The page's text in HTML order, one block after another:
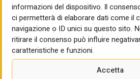
informazioni del dispositivo. Il
ci permetterà di elaborare dati come il
navigazione o ID unici su questo sito.
ritirare il consenso può influire
caratteristiche e funzioni.
Accetta
siano innovativi, competitivi e
all’Europa”. E l’obiettivo è non più al
“raggiungere la conformità” sugli
aumentando il sostegno alla filiera
concluso – A marzo la commissione
progetti strategici per aumentare la
prime europee. Presto cominceremo a